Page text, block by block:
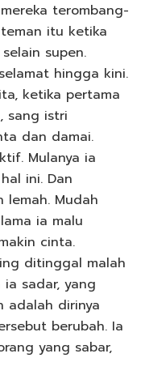
terombang-
teman itu ketika
supen.
hingga kini.
ketika pertama
sang istri
dan damai.
Mulanya ia
ini. Dan
Mudah
ia malu
cinta.
ditinggal malah
sadar, yang
adalah dirinya
berubah. Ia
yang sabar,